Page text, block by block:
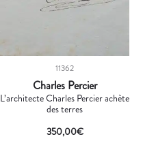
11362
Charles Percier
L’architecte Charles Percier achète
des terres
350,00€